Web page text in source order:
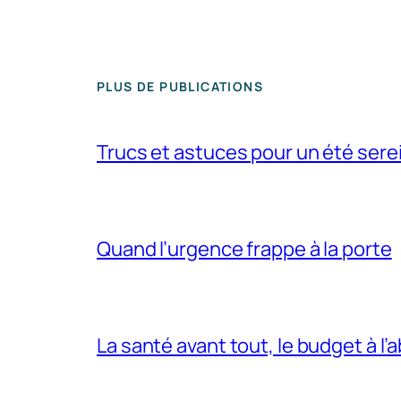
PLUS DE PUBLICATIONS
Trucs et astuces pour un été
Quand l’urgence frappe à la porte
La santé avant tout, le budget à